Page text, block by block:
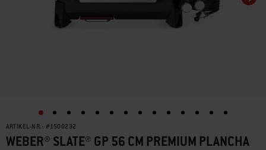
ARTIKEL-NR.: #1500232
WEBER® SLATE® GP 56 CM PREMIUM PLANCHA